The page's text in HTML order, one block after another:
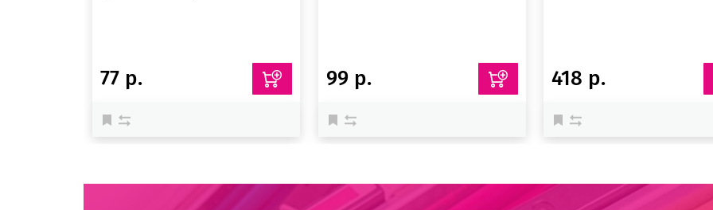
77 р. 99 р. 418 р.